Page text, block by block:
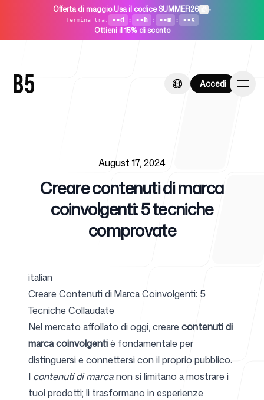
Offerta di maggio:Usa il codice SUMMER26 •
Termina tra: --d : --h : --m : --s
Ottieni il 15% di sconto
Accedi
Accedi
Per startup
Per agenzie
Blog
August 17, 2024
Creare contenuti di marca
coinvolgenti: 5 tecniche
comprovate
italian
Creare Contenuti di Marca Coinvolgenti: 5
Tecniche Collaudate
Nel mercato affollato di oggi, creare contenuti di
marca coinvolgentiè fondamentale per
distinguersi e connettersi con il proprio pubblico.
I contenuti di marcanon si limitano a mostrare i
tuoi prodotti; li trasformano in esperienze